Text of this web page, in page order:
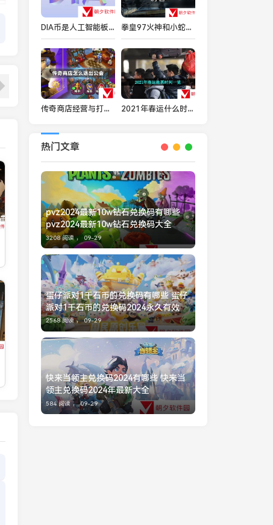
DIA币是人工智能板块吗 DIA币详细一览 拳皇97火神和小蛇哪个厉害
传奇商店经营与打造怎么退公会 传奇商店经营与打造退公会方法 2021年春运什么时候开始抢票-2021年春运抢票时间一览
热门文章
pvz2024最新10w钻石兑换码有哪些
pvz2024最新10w钻石兑换码大全
3208 阅读 ， 09-29
蛋仔派对1千石币的兑换码有哪些 蛋仔
派对1千石币的兑换码2024永久有效
2568 阅读 ， 09-29
快来当领主兑换码2024有哪些 快来当
领主兑换码2024年最新大全
584 阅读 ， 09-29